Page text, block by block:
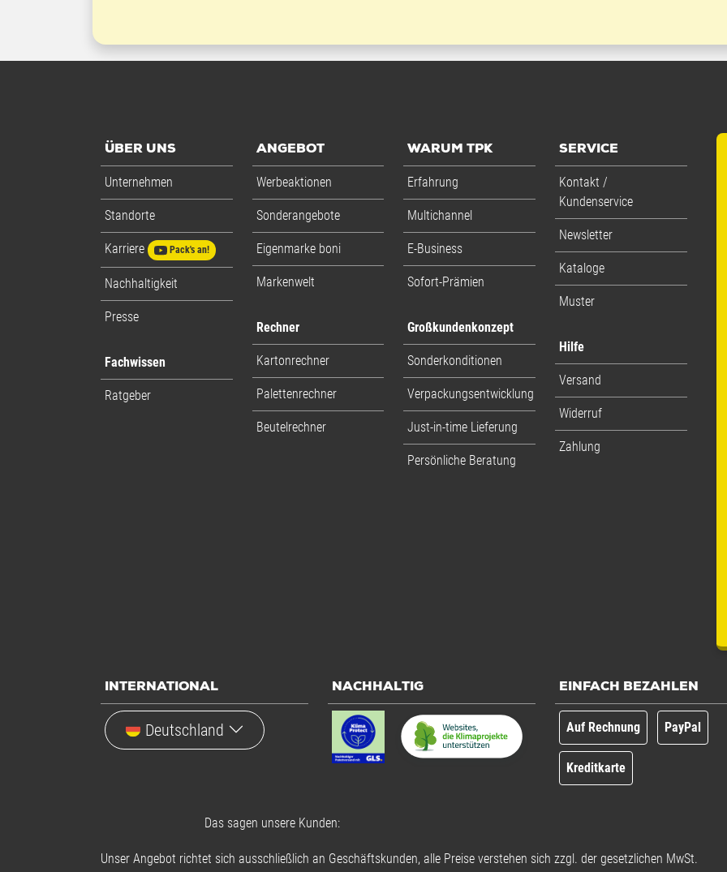
ÜBER UNS
Unternehmen
Standorte
Karriere Pack's an!
Nachhaltigkeit
Presse
Fachwissen
Ratgeber
ANGEBOT
Werbeaktionen
Sonderangebote
Eigenmarke boni
Markenwelt
Rechner
Kartonrechner
Palettenrechner
Beutelrechner
WARUM TPK
Erfahrung
Multichannel
E-Business
Sofort-Prämien
Großkundenkonzept
Sonderkonditionen
Verpackungsentwicklung
Just-in-time Lieferung
Persönliche Beratung
SERVICE
Kontakt /
Kundenservice
Newsletter
Kataloge
Muster
Hilfe
Versand
Widerruf
Zahlung
INTERNATIONAL
Deutschland
NACHHALTIG EINFACH BEZAHLEN
Auf Rechnung PayPal
Kreditkarte
Das sagen unsere Kunden:
Unser Angebot richtet sich ausschließlich an Geschäftskunden, alle Preise verstehen sich zzgl. der gesetzlichen MwSt.